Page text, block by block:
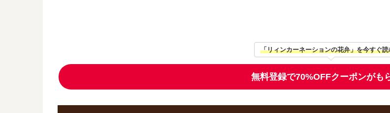
「リィンカーネーションの花弁」を今すぐ読
無料登録で70%OFFクーポンがも